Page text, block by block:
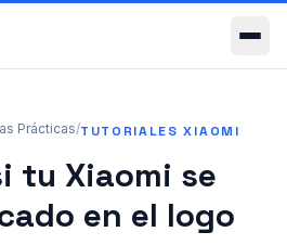
Prácticas/TUTORIALES XIAOMI
tu Xiaomi se
en el logo